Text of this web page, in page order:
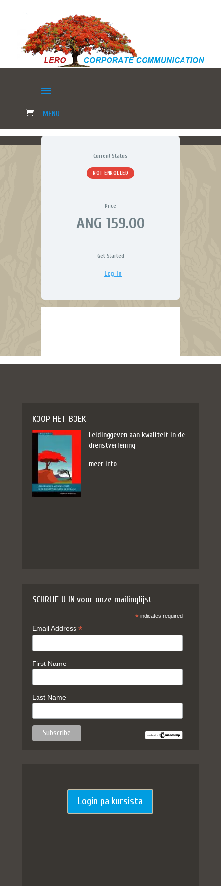
Current Status
NOT ENROLLED
Price
ANG 159.00
Get Started
Log In
KOOP HET BOEK
Leidinggeven aan kwaliteit in de
dienstverlening
meer info
SCHRIJF U IN voor onze mailinglijst
* indicates required
Email Address *
First Name
Last Name
Login pa kursista